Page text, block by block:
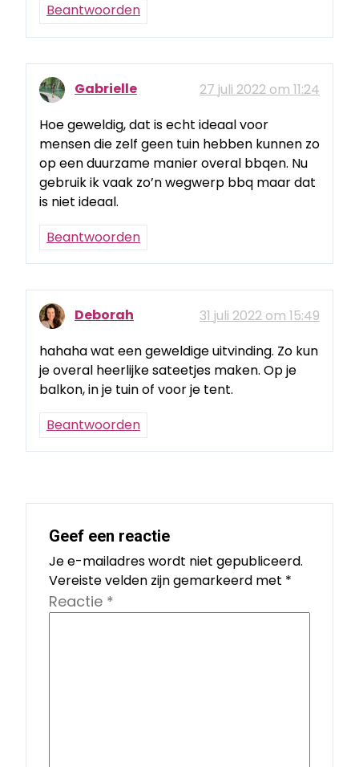
Beantwoorden
Gabrielle
27 juli 2022 om 11:24
Hoe geweldig, dat is echt ideaal voor
mensen die zelf geen tuin hebben kunnen zo
op een duurzame manier overal bbqen. Nu
gebruik ik vaak zo’n wegwerp bbq maar dat
is niet ideaal.
Beantwoorden
Deborah
31 juli 2022 om 15:49
hahaha wat een geweldige uitvinding. Zo kun
je overal heerlijke sateetjes maken. Op je
balkon, in je tuin of voor je tent.
Beantwoorden
Geef een reactie
Je e-mailadres wordt niet gepubliceerd.
Vereiste velden zijn gemarkeerd met *
Reactie *